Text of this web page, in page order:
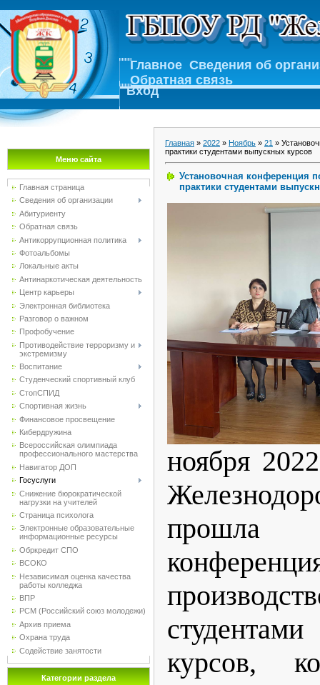
Главное Сведения об
Обратная связь
Вход
Меню сайта
Главная страница
Сведения об организации
Абитуриенту
Обратная связь
Антикоррупционная политика
Фотоальбомы
Локальные акты
Антинаркотическая деятельность
Центр карьеры
Электронная библиотека
Разговор о важном
Профобучение
Противодействие терроризму и
экстремизму
Воспитание
Студенческий спортивный клуб
CтопСПИД
Спортивная жизнь
Финансовое просвещение
Кибердружина
Всероссийская олимпиада
профессионального мастерства
Навигатор ДОП
Госуслуги
Снижение бюрократической
нагрузки на учителей
Страница психолога
Электронные образовательные
информационные ресурсы
Обркредит СПО
ВСОКО
Независимая оценка качества
работы колледжа
ВПР
РСМ (Российский союз молодежи)
Архив приема
Охрана труда
Содействие занятости
Категории раздела
Главная » 2022 » Ноябрь » 21 »
практики студентами выпускных курсов
Установочная конференция
практики студентами
ноября
прошла
курсов,